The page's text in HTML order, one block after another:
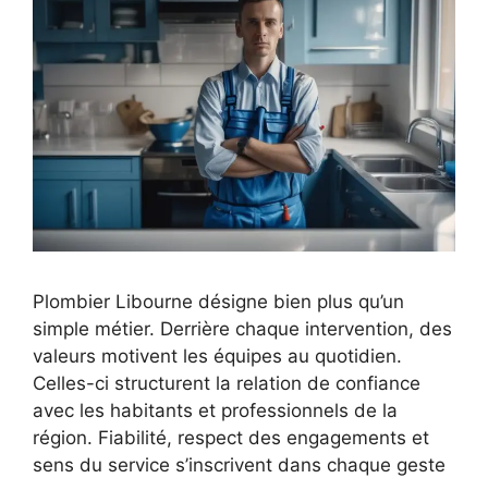
Plombier Libourne désigne bien plus qu’un
simple métier. Derrière chaque intervention, des
valeurs motivent les équipes au quotidien.
Celles-ci structurent la relation de confiance
avec les habitants et professionnels de la
région. Fiabilité, respect des engagements et
sens du service s’inscrivent dans chaque geste